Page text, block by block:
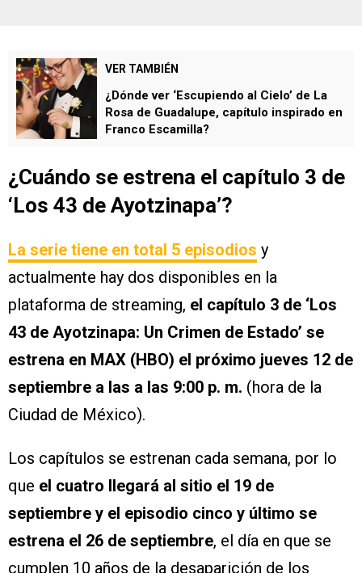
VER TAMBIÉN
¿Dónde ver ‘Escupiendo al Cielo’ de La
Rosa de Guadalupe, capítulo inspirado en
Franco Escamilla?
¿Cuándo se estrena el capítulo 3 de
‘Los 43 de Ayotzinapa’?
La serie tiene en total 5 episodios y
actualmente hay dos disponibles en la
plataforma de streaming, el capítulo 3 de ‘Los
43 de Ayotzinapa: Un Crimen de Estado’ se
estrena en MAX (HBO) el próximo jueves 12 de
septiembre a las a las 9:00 p. m. (hora de la
Ciudad de México).
Los capítulos se estrenan cada semana, por lo
que el cuatro llegará al sitio el 19 de
septiembre y el episodio cinco y último se
estrena el 26 de septiembre, el día en que se
cumplen 10 años de la desaparición de los